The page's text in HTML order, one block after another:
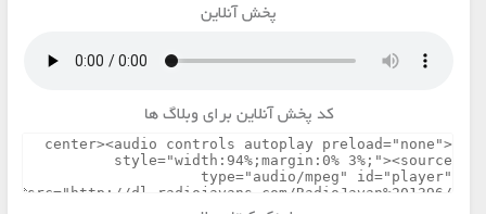
پخش آنلاین
کد پخش آنلاین برای وبلاگ ها